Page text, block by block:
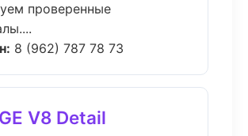
проверенные
8 (962) 787 78 73
V8 Detail